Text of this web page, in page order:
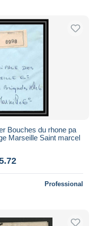
Bouches du rhone pa
Marseille Saint marcel
Professional